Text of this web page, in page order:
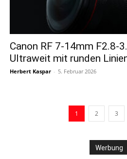
Canon RF 7-14mm F2.8-
Ultraweit mit runden
Herbert Kaspar - 5. Februar 2026
1 2 3
Werbung